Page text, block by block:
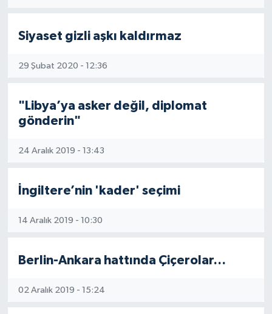
Siyaset gizli aşkı kaldırmaz
29 Şubat 2020 - 12:36
"Libya’ya asker değil, diplomat
gönderin"
24 Aralık 2019 - 13:43
İngiltere’nin 'kader' seçimi
14 Aralık 2019 - 10:30
Berlin-Ankara hattında Çiçerolar…
02 Aralık 2019 - 15:24
Son Dakika Haberleri
Haber Arşivi